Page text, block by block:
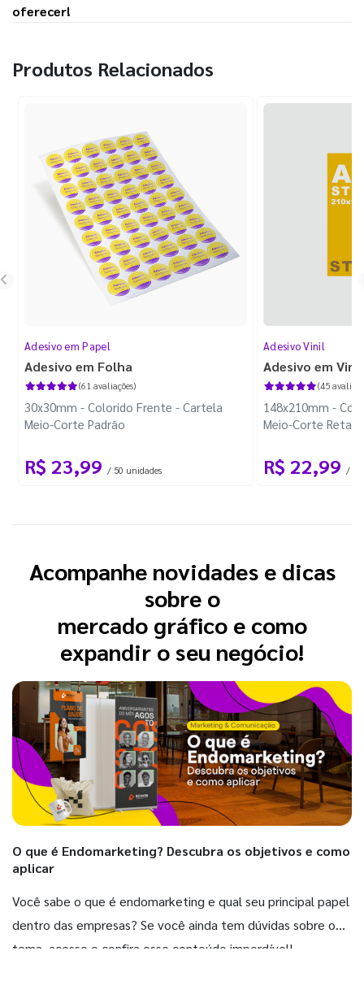
oferecer!
Produtos Relacionados
Adesivo em Papel
Adesivo em Folha
(61 avaliações)
30x30mm - Colorido Frente - Cartela
Meio-Corte Padrão
R$ 23,99 / 50 unidades
Adesivo Vinil
Adesivo em Vinil
(45
148x210mm -
Meio-Corte
R$ 22,99 / 1
Acompanhe novidades e dicas
sobre o
mercado gráfico e como
expandir o seu negócio!
O que é Endomarketing? Descubra os objetivos e como
aplicar
Você sabe o que é endomarketing e qual seu principal papel
dentro das empresas? Se você ainda tem dúvidas sobre o
tema, acesse e confira esse conteúdo imperdível!